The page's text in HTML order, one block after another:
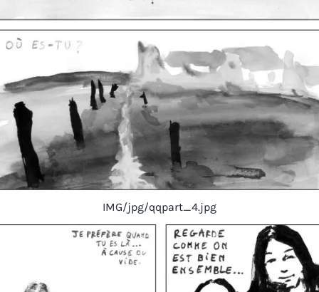
IMG/jpg/qqpart_4.jpg